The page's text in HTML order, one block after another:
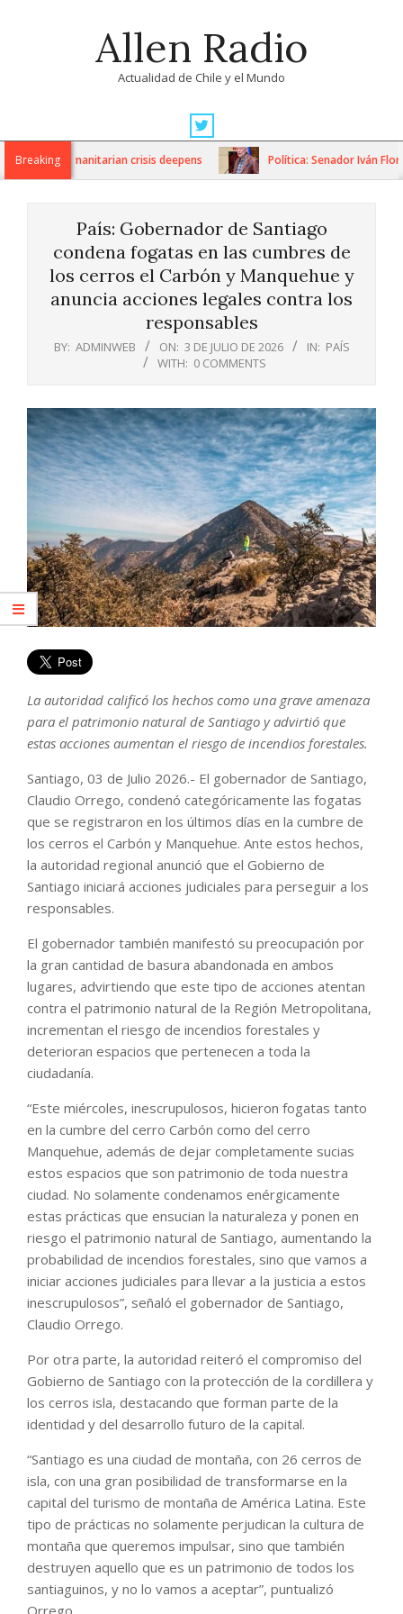
Allen Radio
Actualidad de Chile y el Mundo
Navigation
MenuBreaking
as humanitarian crisis deepens Política: Senador Iván
País: Gobernador de Santiago
condena fogatas en las cumbres de
los cerros el Carbón y Manquehue y
anuncia acciones legales contra los
responsables
BY: ADMINWEB ON: 3 DE JULIO DE 2026 IN: PAÍS
WITH: 0 COMMENTS
La autoridad calificó los hechos como una grave amenaza
para el patrimonio natural de Santiago y advirtió que
estas acciones aumentan el riesgo de incendios forestales.
Santiago, 03 de Julio 2026.- El gobernador de Santiago,
Claudio Orrego, condenó categóricamente las fogatas
que se registraron en los últimos días en la cumbre de
los cerros el Carbón y Manquehue. Ante estos hechos,
la autoridad regional anunció que el Gobierno de
Santiago iniciará acciones judiciales para perseguir a los
responsables.
El gobernador también manifestó su preocupación por
la gran cantidad de basura abandonada en ambos
lugares, advirtiendo que este tipo de acciones atentan
contra el patrimonio natural de la Región Metropolitana,
incrementan el riesgo de incendios forestales y
deterioran espacios que pertenecen a toda la
ciudadanía.
“Este miércoles, inescrupulosos, hicieron fogatas tanto
en la cumbre del cerro Carbón como del cerro
Manquehue, además de dejar completamente sucias
estos espacios que son patrimonio de toda nuestra
ciudad. No solamente condenamos enérgicamente
estas prácticas que ensucian la naturaleza y ponen en
riesgo el patrimonio natural de Santiago, aumentando la
probabilidad de incendios forestales, sino que vamos a
iniciar acciones judiciales para llevar a la justicia a estos
inescrupulosos”, señaló el gobernador de Santiago,
Claudio Orrego.
Por otra parte, la autoridad reiteró el compromiso del
Gobierno de Santiago con la protección de la cordillera y
los cerros isla, destacando que forman parte de la
identidad y del desarrollo futuro de la capital.
“Santiago es una ciudad de montaña, con 26 cerros de
isla, con una gran posibilidad de transformarse en la
capital del turismo de montaña de América Latina. Este
tipo de prácticas no solamente perjudican la cultura de
montaña que queremos impulsar, sino que también
destruyen aquello que es un patrimonio de todos los
santiaguinos, y no lo vamos a aceptar”, puntualizó
Orrego.